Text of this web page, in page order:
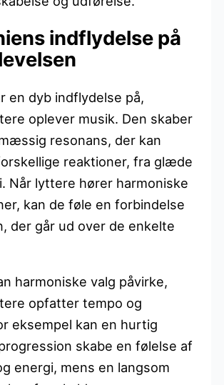
indflydelse på
en dyb indflydelse på,
oplever musik. Den skaber
resonans, der kan
reaktioner, fra glæde
Når lyttere hører harmoniske
kan de føle en forbindelse
der går ud over de enkelte
harmoniske valg påvirke,
opfatter tempo og
eksempel kan en hurtig
skabe en følelse af
energi, mens en langsom